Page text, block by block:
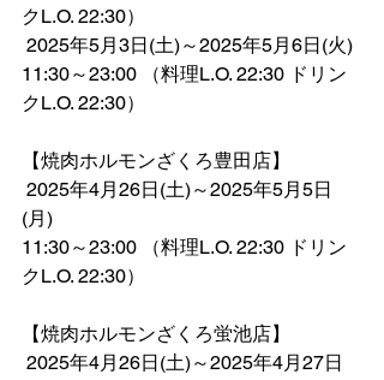
クL.O. 22:30）
2025年5月3日(土)～2025年5月6日(火)
11:30～23:00 （料理L.O. 22:30 ドリン
クL.O. 22:30）
【焼肉ホルモンざくろ豊田店】
2025年4月26日(土)～2025年5月5日
(月)
11:30～23:00 （料理L.O. 22:30 ドリン
クL.O. 22:30）
【焼肉ホルモンざくろ蛍池店】
2025年4月26日(土)～2025年4月27日